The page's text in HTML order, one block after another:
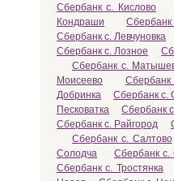
Сбербанк с. Кислово
Кондраши
Сбербанк с. Левчуновка
Сбербанк с. Лозное
Сбербанк с.
Моисеево
Сбербанк
Добринка
Сбербанк с.
Песковатка
Сбербанк
Сбербанк с. Райгород
Сбербанк с. Салтово
Солодча
Сбербанк с.
Сбербанк с. Тростянка